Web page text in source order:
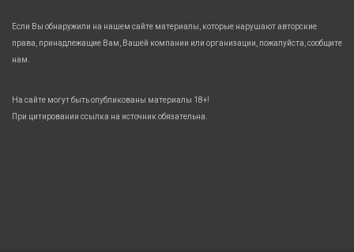
Если Вы обнаружили на нашем сайте материалы, которые нарушают авторские
права, принадлежащие Вам, Вашей компании или организации, пожалуйста, сообщите
нам.
На сайте могут быть опубликованы материалы 18+!
При цитировании ссылка на источник обязательна.